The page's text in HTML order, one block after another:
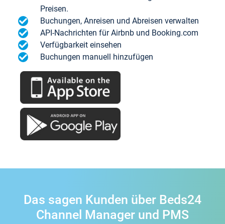
Preisen.
Buchungen, Anreisen und Abreisen verwalten
API-Nachrichten für Airbnb und Booking.com
Verfügbarkeit einsehen
Buchungen manuell hinzufügen
Das sagen Kunden über Beds24
Channel Manager und PMS